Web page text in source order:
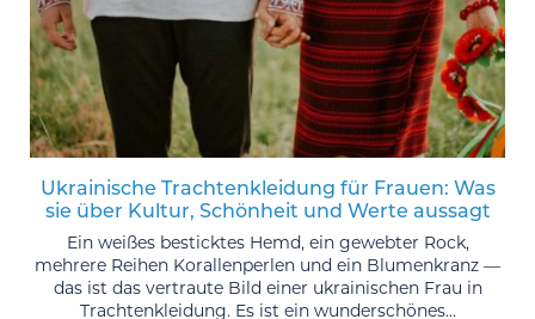
Ukrainische Trachtenkleidung für Frauen: Was
sie über Kultur, Schönheit und Werte aussagt
Ein weißes besticktes Hemd, ein gewebter Rock,
mehrere Reihen Korallenperlen und ein Blumenkranz —
das ist das vertraute Bild einer ukrainischen Frau in
Trachtenkleidung. Es ist ein wunderschönes...